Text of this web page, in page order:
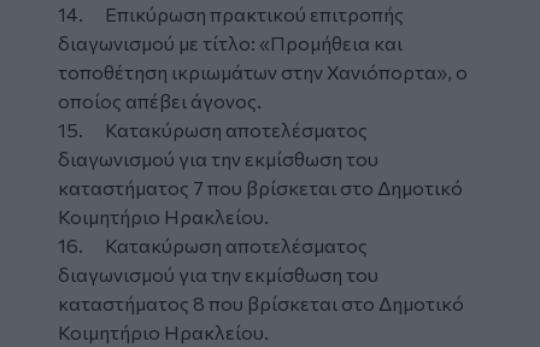
14. Επικύρωση πρακτικού επιτροπής
διαγωνισμού με τίτλο: «Προμήθεια και
τοποθέτηση ικριωμάτων στην Χανιόπορτα», ο
οποίος απέβει άγονος.
15. Κατακύρωση αποτελέσματος
διαγωνισμού για την εκμίσθωση του
καταστήματος 7 που βρίσκεται στο Δημοτικό
Κοιμητήριο Ηρακλείου.
16. Κατακύρωση αποτελέσματος
διαγωνισμού για την εκμίσθωση του
καταστήματος 8 που βρίσκεται στο Δημοτικό
Κοιμητήριο Ηρακλείου.